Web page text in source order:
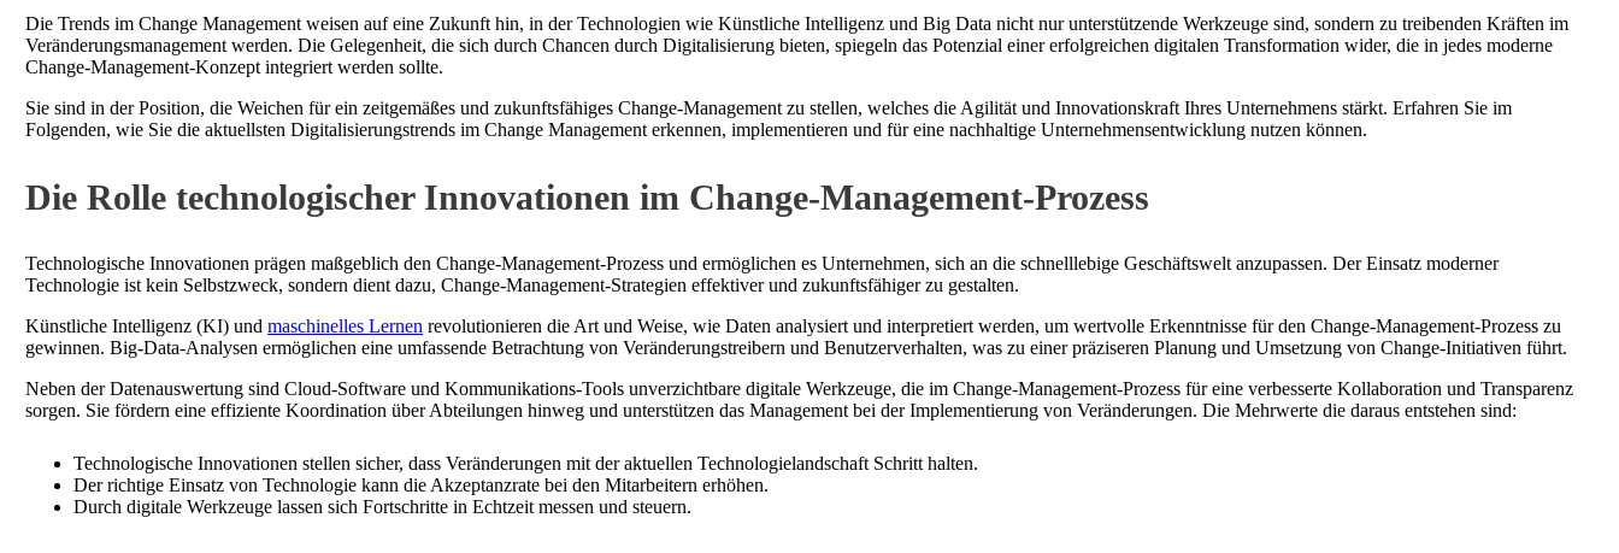
Die Trends im Change Management weisen auf eine Zukunft hin, in der Technologien wie Künstliche Intelligenz und Big Data nicht nur unterstützende Werkzeuge sind, sondern zu treibenden Kräften im
Veränderungsmanagement werden. Die Gelegenheit, die sich durch Chancen durch Digitalisierung bieten, spiegeln das Potenzial einer erfolgreichen digitalen Transformation wider, die in jedes moderne
Change-Management-Konzept integriert werden sollte.
Sie sind in der Position, die Weichen für ein zeitgemäßes und zukunftsfähiges Change-Management zu stellen, welches die Agilität und Innovationskraft Ihres Unternehmens stärkt. Erfahren Sie im
Folgenden, wie Sie die aktuellsten Digitalisierungstrends im Change Management erkennen, implementieren und für eine nachhaltige Unternehmensentwicklung nutzen können.
Die Rolle technologischer Innovationen im Change-Management-Prozess
Technologische Innovationen prägen maßgeblich den Change-Management-Prozess und ermöglichen es Unternehmen, sich an die schnelllebige Geschäftswelt anzupassen. Der Einsatz moderner
Technologie ist kein Selbstzweck, sondern dient dazu, Change-Management-Strategien effektiver und zukunftsfähiger zu gestalten.
Künstliche Intelligenz (KI) und maschinelles Lernen revolutionieren die Art und Weise, wie Daten analysiert und interpretiert werden, um wertvolle Erkenntnisse für den Change-Management-Prozess zu
gewinnen. Big-Data-Analysen ermöglichen eine umfassende Betrachtung von Veränderungstreibern und Benutzerverhalten, was zu einer präziseren Planung und Umsetzung von Change-Initiativen führt.
Neben der Datenauswertung sind Cloud-Software und Kommunikations-Tools unverzichtbare digitale Werkzeuge, die im Change-Management-Prozess für eine verbesserte Kollaboration und Transparenz
sorgen. Sie fördern eine effiziente Koordination über Abteilungen hinweg und unterstützen das Management bei der Implementierung von Veränderungen. Die Mehrwerte die daraus entstehen sind:
Technologische Innovationen stellen sicher, dass Veränderungen mit der aktuellen Technologielandschaft Schritt halten.
Der richtige Einsatz von Technologie kann die Akzeptanzrate bei den Mitarbeitern erhöhen.
Durch digitale Werkzeuge lassen sich Fortschritte in Echtzeit messen und steuern.